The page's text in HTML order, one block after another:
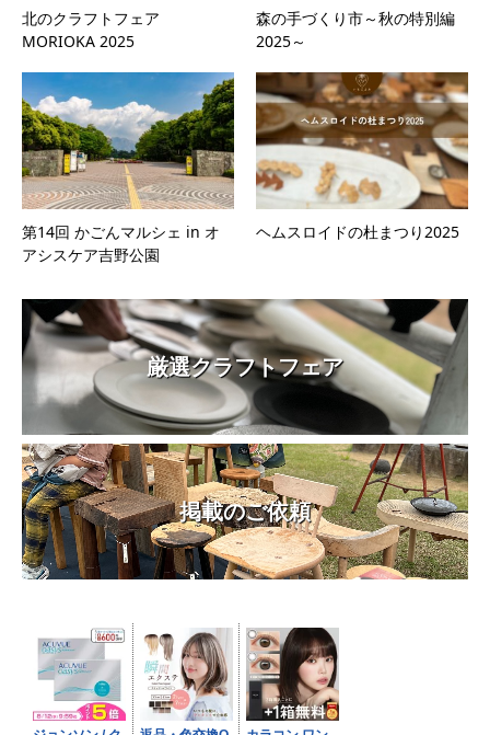
北のクラフトフェア
MORIOKA 2025
森の手づくり市～秋の特別編
2025～
第14回 かごんマルシェ in オ
アシスケア吉野公園
ヘムスロイドの杜まつり2025
厳選クラフトフェア
掲載のご依頼